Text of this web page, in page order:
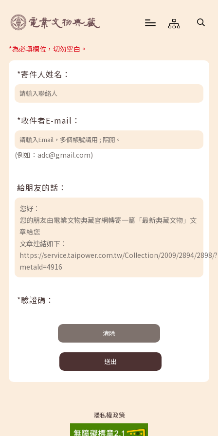
*為必填欄位，切勿空白。
*寄件人姓名：
*收件者E-mail：
(例如：adc@gmail.com)
給朋友的話：
您好：
您的朋友由電業文物典藏官網轉寄一篇「最新典藏文物」文
章給您
文章連結如下：
https://service.taipower.com.tw/Collection/2009/2894/2898/?
metaId=4916
*驗證碼：
清除
送出
隱私權政策